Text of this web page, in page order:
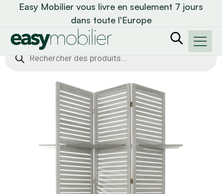
Easy Mobilier vous livre en seulement 7 jours
dans toute l'Europe
Recherche
de